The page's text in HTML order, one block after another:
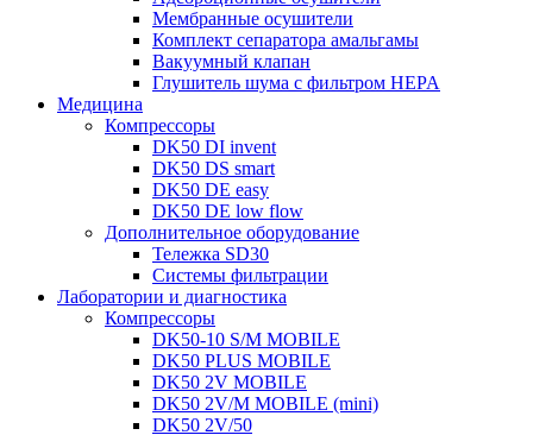
Мембранные осушители
Комплект сепаратора амальгамы
Вакуумный клапан
Глушитель шума с фильтром HEPA
Медицина
Компрессоры
DK50 DI invent
DK50 DS smart
DK50 DE easy
DK50 DE low flow
Дополнительное оборудование
Тележка SD30
Системы фильтрации
Лаборатории и диагностика
Компрессоры
DK50-10 S/M MOBILE
DK50 PLUS MOBILE
DK50 2V MOBILE
DK50 2V/M MOBILE (mini)
DK50 2V/50